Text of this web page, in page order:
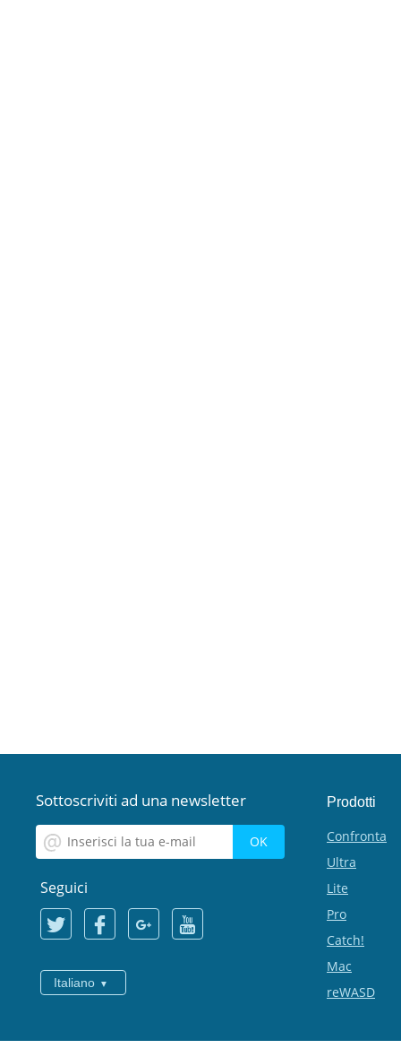
Sottoscriviti ad una newsletter
Seguici
Italiano
Prodotti
Confronta
Ultra
Lite
Pro
Catch!
Mac
reWASD